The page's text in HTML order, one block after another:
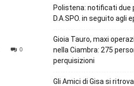
0
Polistena: notificati due
D.A.SPO. in seguito agli
Gioia Tauro, maxi
nella Ciambra: 275
perquisizioni
Gli Amici di Gisa si